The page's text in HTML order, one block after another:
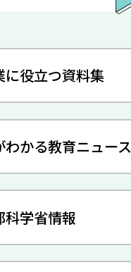
に役立つ資料集
わかる教育ニュース
科学省情報